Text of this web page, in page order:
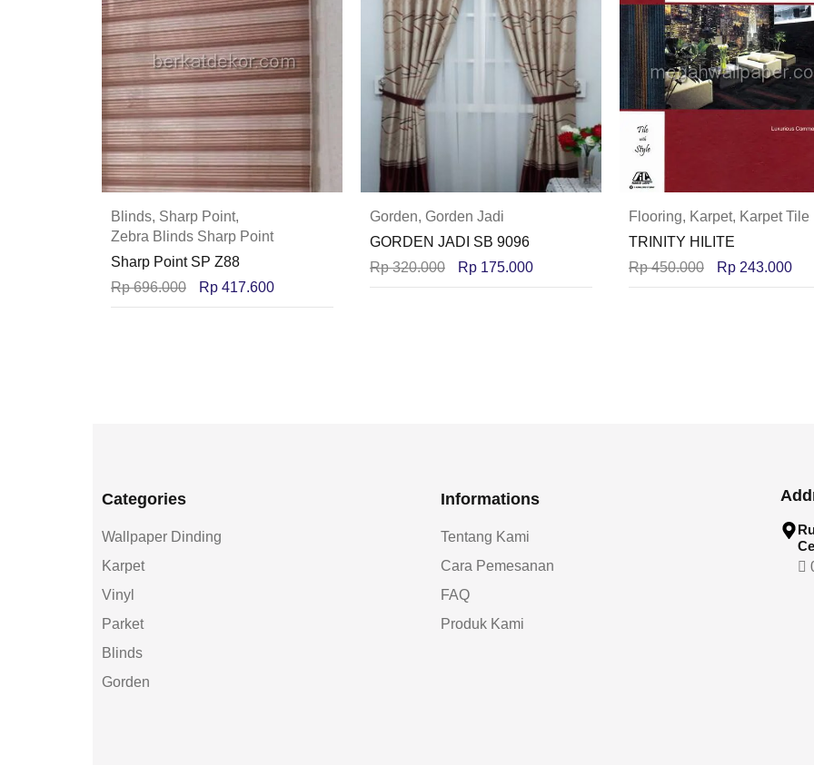
Blinds, Sharp Point,
Zebra Blinds Sharp Point
Sharp Point SP Z88
Rp696.000 Rp 417.600
Gorden, Gorden Jadi
GORDEN JADI SB 9096
Rp320.000 Rp 175.000
Flooring, Karpet, Karpet Tile
TRINITY HILITE
Rp450.000 Rp 243.000
Categories
Wallpaper Dinding
Karpet
Vinyl
Parket
Blinds
Gorden
Informations
Tentang Kami
Cara Pemesanan
FAQ
Produk Kami